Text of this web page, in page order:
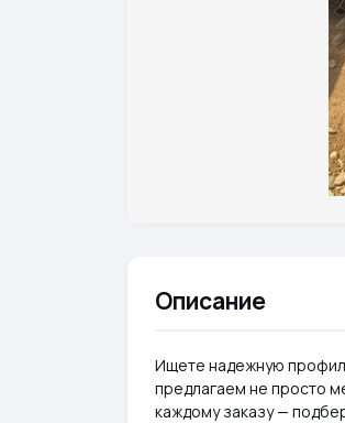
Описание
Ищете надежную
предлагаем не просто
каждому заказу —